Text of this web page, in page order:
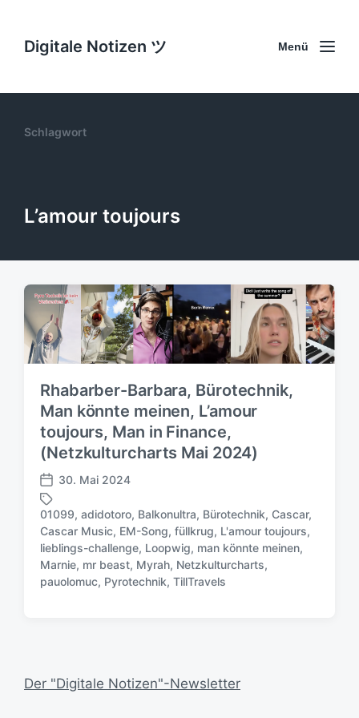
Digitale Notizen ツ Menü
Schlagwort
L’amour toujours
Rhabarber-Barbara, Bürotechnik,
Man könnte meinen, L’amour
toujours, Man in Finance,
(Netzkulturcharts Mai 2024)
V
e
r
ö
f
f
e
h
30. Mai 2024
S
c
h
r
01099, adidotoro, Balkonultra, Bürotechnik, Cascar,
Cascar Music, EM-Song, füllkrug, L'amour toujours,
lieblings-challenge, Loopwig, man könnte meinen,
Marnie, mr beast, Myrah, Netzkulturcharts,
pauolomuc, Pyrotechnik, TillTravels
Der "Digitale Notizen"-Newsletter